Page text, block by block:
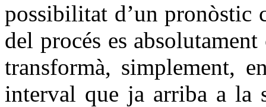
possibilitat d’un pronòstic
del procés es
transformà, simplement,
interval que ja arriba a la